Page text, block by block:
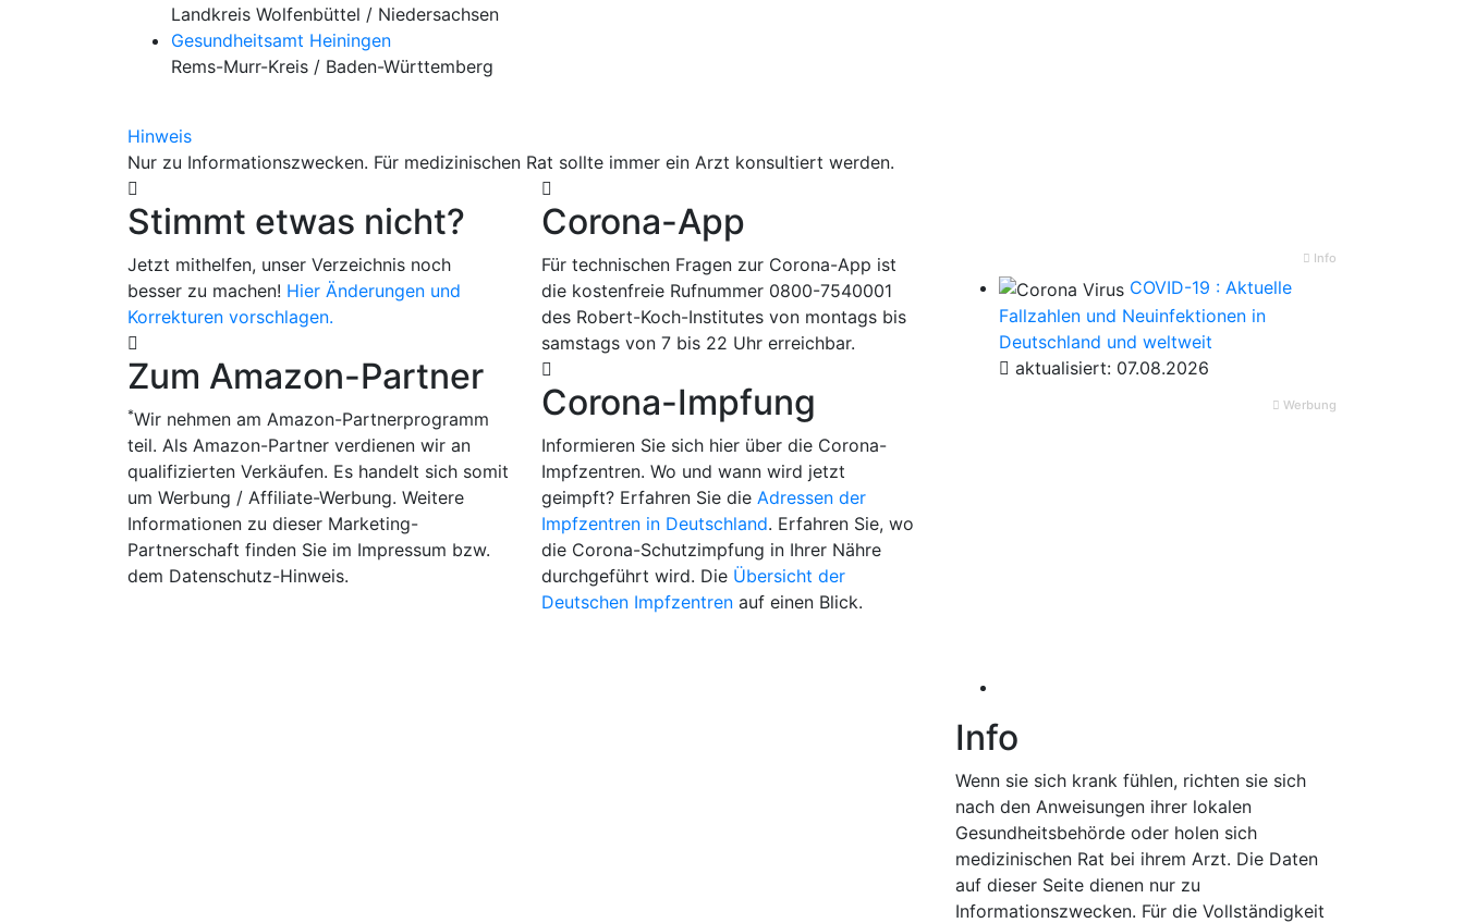
Landkreis Wolfenbüttel / Niedersachsen
Gesundheitsamt Heiningen
Rems-Murr-Kreis / Baden-Württemberg
Hinweis
Nur zu Informationszwecken. Für medizinischen Rat sollte immer ein Arzt konsultiert werden.
Stimmt etwas nicht?
Jetzt mithelfen, unser Verzeichnis noch
besser zu machen! Hier Änderungen und
Korrekturen vorschlagen.
Zum Amazon-Partner
*Wir nehmen am Amazon-Partnerprogramm
teil. Als Amazon-Partner verdienen wir an
qualifizierten Verkäufen. Es handelt sich somit
um Werbung / Affiliate-Werbung. Weitere
Informationen zu dieser Marketing-
Partnerschaft finden Sie im Impressum bzw.
dem Datenschutz-Hinweis.
Corona-App
Für technischen Fragen zur Corona-App ist
die kostenfreie Rufnummer 0800-7540001
des Robert-Koch-Institutes von montags bis
samstags von 7 bis 22 Uhr erreichbar.
Corona-Impfung
Informieren Sie sich hier über die Corona-
Impfzentren. Wo und wann wird jetzt
geimpft? Erfahren Sie die Adressen der
Impfzentren in Deutschland. Erfahren Sie, wo
die Corona-Schutzimpfung in Ihrer Nähre
durchgeführt wird. Die Übersicht der
Deutschen Impfzentren auf einen Blick.
Info
COVID-19 : Aktuelle
Fallzahlen und Neuinfektionen in
Deutschland und weltweit
aktualisiert: 07.08.2026
Werbung
Info
Wenn sie sich krank fühlen, richten sie sich
nach den Anweisungen ihrer lokalen
Gesundheitsbehörde oder holen sich
medizinischen Rat bei ihrem Arzt. Die Daten
auf dieser Seite dienen nur zu
Informationszwecken. Für die Vollständigkeit